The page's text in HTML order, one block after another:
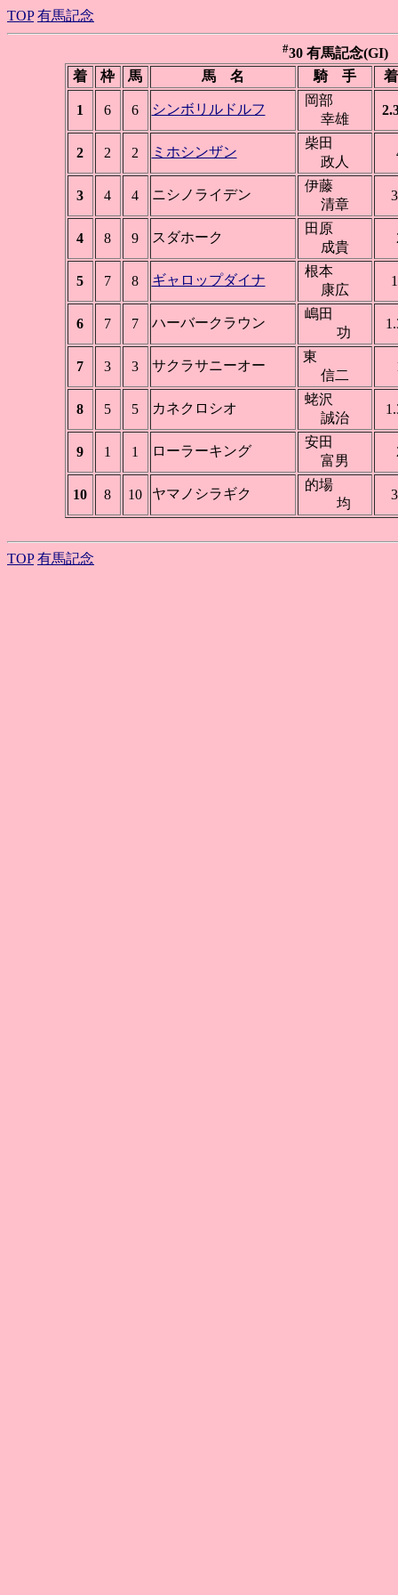
TOP 有馬記念
#30 有馬記念(GI)
着
枠 馬 馬 名 騎 手
1 6 6 シンボリルドルフ
岡部
幸雄
2 2 2 ミホシンザン
柴田
政人
3 4 4 ニシノライデン
伊藤
清章
4 8 9 スダホーク
田原
成貴
5 7 8 ギャロップダイナ
根本
康広
6 7 7 ハーバークラウン
嶋田
功
7 3 3 サクラサニーオー
東
信二
8 5 5 カネクロシオ
蛯沢
誠治
9 1 1 ローラーキング
安田
富男
10 8 10 ヤマノシラギク
的場
均
TOP 有馬記念